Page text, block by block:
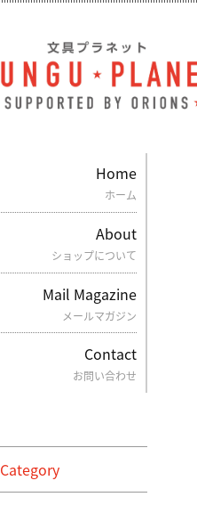
Home
ホーム
About
ショップについて
Mail Magazine
メールマガジン
Contact
お問い合わせ
Category